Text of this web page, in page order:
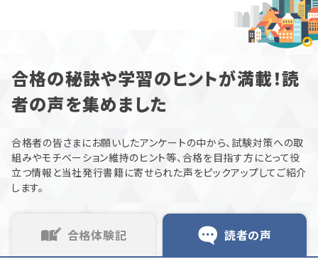
合格の秘訣や学習のヒントが満載！読
者の声を集めました
合格者の皆さまにお願いしたアンケートの中から、試験対策への取
組みやモチベーション維持のヒント等、合格を目指す方にとって役
立つ情報と当社発行書籍に寄せられた声をピックアップしてご紹介
します。
合格体験記 読者の声